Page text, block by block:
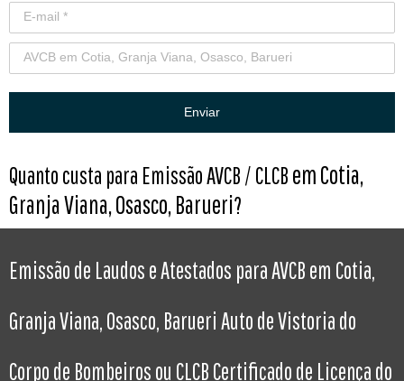
Enviar
Quanto custa para Emissão AVCB / CLCB em Cotia,
Granja Viana, Osasco, Barueri?
Emissão de Laudos e Atestados para AVCB em Cotia,
Granja Viana, Osasco, Barueri Auto de Vistoria do
Corpo de Bombeiros ou CLCB Certificado de Licença do